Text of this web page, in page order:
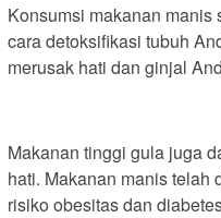
Konsumsi makanan manis
cara detoksifikasi tubuh
merusak hati dan ginjal
Makanan tinggi gula juga
hati. Makanan manis telah
risiko obesitas dan